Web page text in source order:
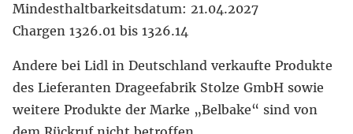
Mindesthaltbarkeitsdatum: 21.04.2027
Chargen 1326.01 bis 1326.14
Andere bei Lidl in Deutschland verkaufte Produkte
des Lieferanten Drageefabrik Stolze GmbH sowie
weitere Produkte der Marke „Belbake“ sind von